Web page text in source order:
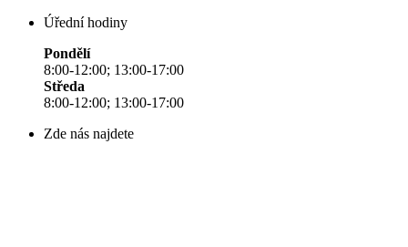
Úřední hodiny
Pondělí
8:00-12:00; 13:00-17:00
Středa
8:00-12:00; 13:00-17:00
Zde nás najdete